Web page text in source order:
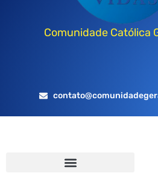
Comunidade Católica